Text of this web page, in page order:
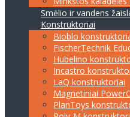
Smėlio ir vandens
Konstruktoriai
Bioblo
FischerTechnik
Hubelino
Incastro
LaQ konstruktoriai
Magnetiniai
PlanToys